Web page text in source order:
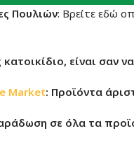
Πουλιών: Βρείτε εδώ
κατοικίδιο, είναι σαν
Market: Προϊόντα
σε όλα τα